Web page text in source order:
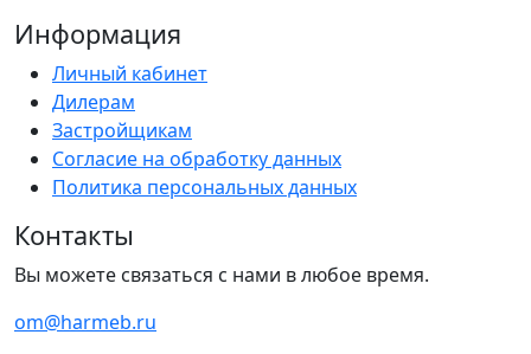
Информация
Личный кабинет
Дилерам
Застройщикам
Согласие на обработку данных
Политика персональных данных
Контакты
Вы можете связаться с нами в любое время.
om@harmeb.ru